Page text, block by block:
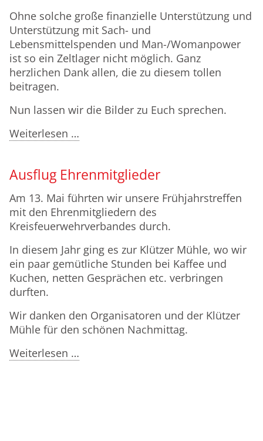
Ohne solche große finanzielle Unterstützung und
Unterstützung mit Sach- und
Lebensmittelspenden und Man-/Womanpower
ist so ein Zeltlager nicht möglich. Ganz
herzlichen Dank allen, die zu diesem tollen
beitragen.
Nun lassen wir die Bilder zu Euch sprechen.
Weiterlesen …
Ausflug Ehrenmitglieder
Am 13. Mai führten wir unsere Frühjahrstreffen
mit den Ehrenmitgliedern des
Kreisfeuerwehrverbandes durch.
In diesem Jahr ging es zur Klützer Mühle, wo wir
ein paar gemütliche Stunden bei Kaffee und
Kuchen, netten Gesprächen etc. verbringen
durften.
Wir danken den Organisatoren und der Klützer
Mühle für den schönen Nachmittag.
Weiterlesen …